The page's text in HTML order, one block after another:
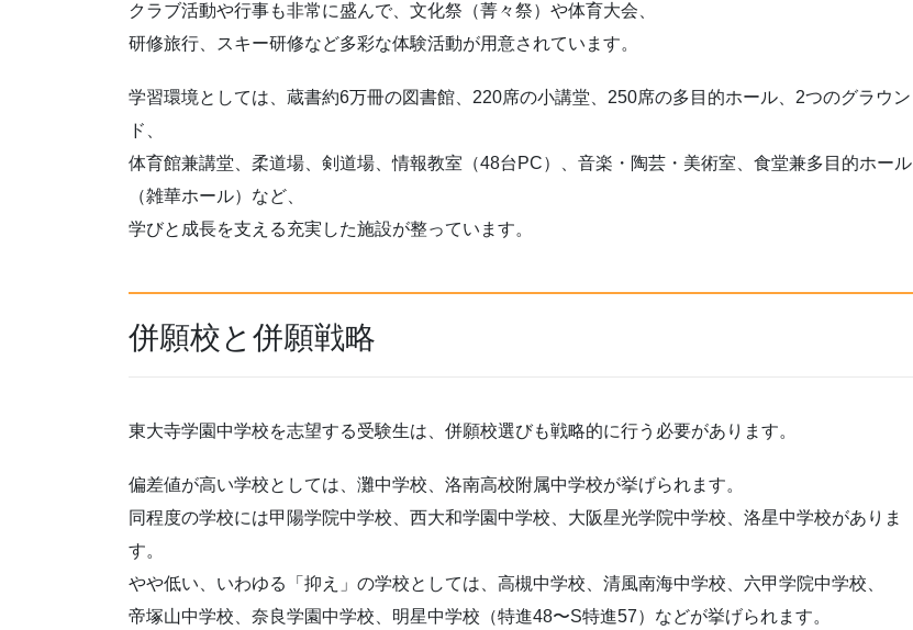
クラブ活動や行事も非常に盛んで、文化祭（菁々祭）や体育大会、
研修旅行、スキー研修など多彩な体験活動が用意されています。
学習環境としては、蔵書約6万冊の図書館、220席の小講堂、250席の多目的ホール、2つのグラウン
ド、
体育館兼講堂、柔道場、剣道場、情報教室（48台PC）、音楽・陶芸・美術室、食堂兼多目的ホール
（雑華ホール）など、
学びと成長を支える充実した施設が整っています。
併願校と併願戦略
東大寺学園中学校を志望する受験生は、併願校選びも戦略的に行う必要があります。
偏差値が高い学校としては、灘中学校、洛南高校附属中学校が挙げられます。
同程度の学校には甲陽学院中学校、西大和学園中学校、大阪星光学院中学校、洛星中学校がありま
す。
やや低い、いわゆる「抑え」の学校としては、高槻中学校、清風南海中学校、六甲学院中学校、
帝塚山中学校、奈良学園中学校、明星中学校（特進48〜S特進57）などが挙げられます。